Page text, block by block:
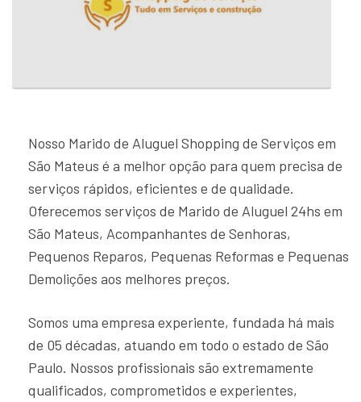
Nosso Marido de Aluguel Shopping de Serviços em
São Mateus é a melhor opção para quem precisa de
serviços rápidos, eficientes e de qualidade.
Oferecemos serviços de Marido de Aluguel 24hs em
São Mateus, Acompanhantes de Senhoras,
Pequenos Reparos, Pequenas Reformas e Pequenas
Demolições aos melhores preços.
Somos uma empresa experiente, fundada há mais
de 05 décadas, atuando em todo o estado de São
Paulo. Nossos profissionais são extremamente
qualificados, comprometidos e experientes,